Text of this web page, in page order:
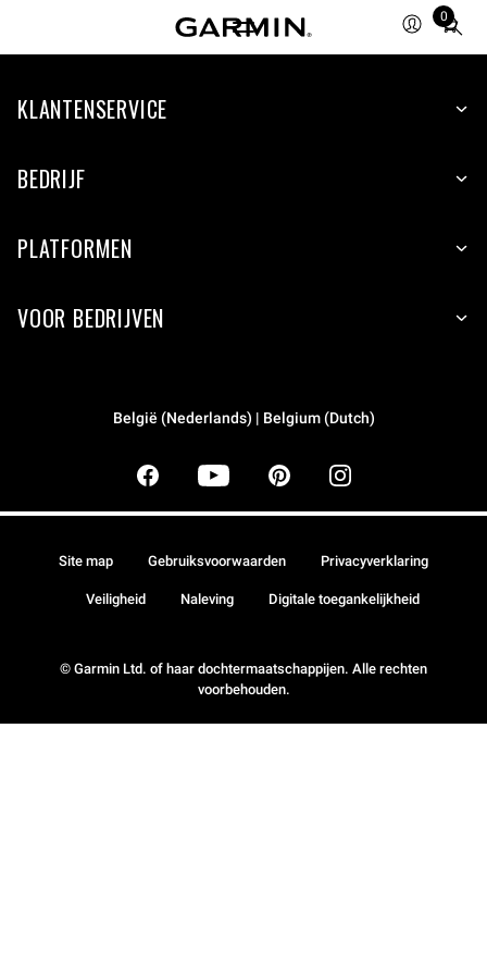
0
Total
items
cart:
KLANTENSERVICE
BEDRIJF
PLATFORMEN
VOOR BEDRIJVEN
België (Nederlands) | Belgium (Dutch)
© Garmin Ltd. of haar dochtermaatschappijen. Alle rechten
voorbehouden.
Site map Gebruiksvoorwaarden Privacyverklaring
Veiligheid Naleving Digitale toegankelijkheid